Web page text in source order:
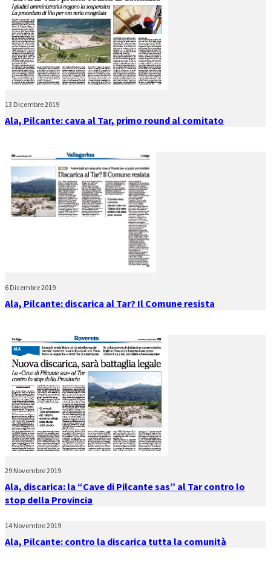
13 Dicembre 2019
Ala, Pilcante: cava al Tar, primo round al comitato
6 Dicembre 2019
Ala, Pilcante: discarica al Tar? Il Comune resista
29 Novembre 2019
Ala, discarica: la “Cave di Pilcante sas” al Tar contro lo
stop della Provincia
14 Novembre 2019
Ala, Pilcante: contro la discarica tutta la comunità